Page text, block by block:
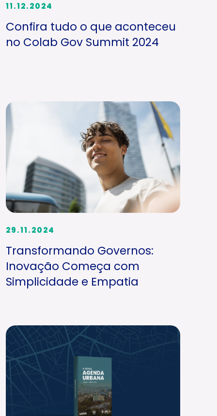
11.12.2024
Confira tudo o que aconteceu
no Colab Gov Summit 2024
29.11.2024
Transformando Governos:
Inovação Começa com
Simplicidade e Empatia